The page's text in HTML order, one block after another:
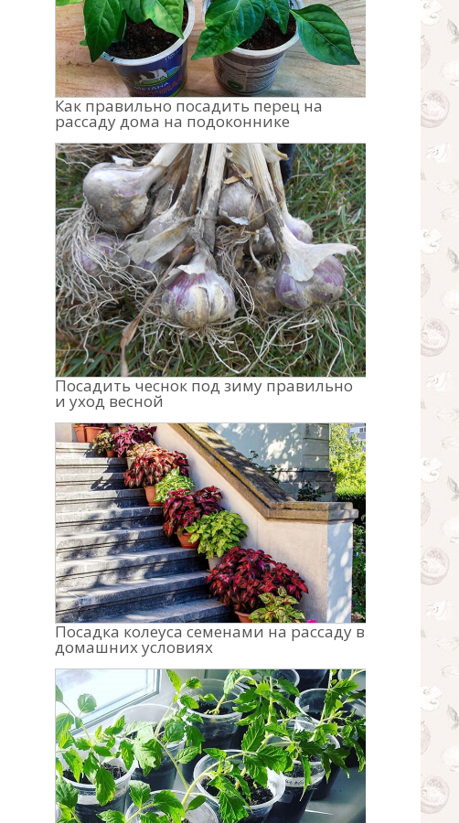
Как правильно посадить перец на
рассаду дома на подоконнике
Посадить чеснок под зиму правильно
и уход весной
Посадка колеуса семенами на рассаду в
домашних условиях